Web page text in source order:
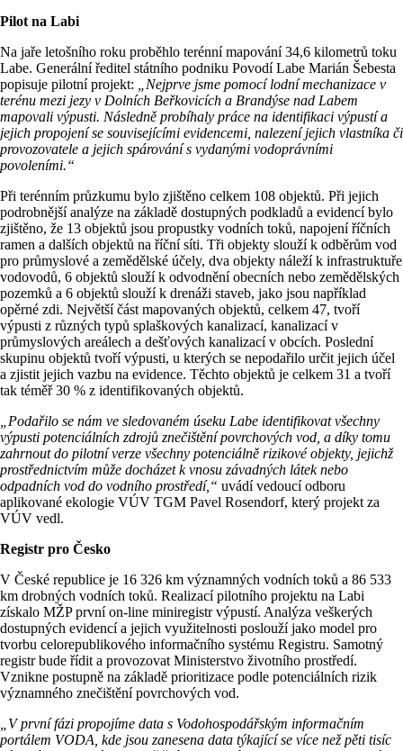
Pilot na Labi
Na jaře letošního roku proběhlo terénní mapování 34,6 kilometrů toku
Labe. Generální ředitel státního podniku Povodí Labe Marián Šebesta
popisuje pilotní projekt:
„Nejprve jsme pomocí lodní mechanizace v
terénu mezi jezy v Dolních Beřkovicích a Brandýse nad Labem
mapovali výpusti. Následně probíhaly práce na identifikaci výpustí a
jejich propojení se souvisejícími evidencemi, nalezení jejich vlastníka či
provozovatele a jejich spárování s vydanými vodoprávními
povoleními.“
Při terénním průzkumu bylo zjištěno celkem 108 objektů. Při jejich
podrobnější analýze na základě dostupných podkladů a evidencí bylo
zjištěno, že 13 objektů jsou propustky vodních toků, napojení říčních
ramen a dalších objektů na říční síti. Tři objekty slouží k odběrům vod
pro průmyslové a zemědělské účely, dva objekty náleží k infrastruktuře
vodovodů, 6 objektů slouží k odvodnění obecních nebo zemědělských
pozemků a 6 objektů slouží k drenáži staveb, jako jsou například
opěrné zdi. Největší část mapovaných objektů, celkem 47, tvoří
výpusti z různých typů splaškových kanalizací, kanalizací v
průmyslových areálech a dešťových kanalizací v obcích. Poslední
skupinu objektů tvoří výpusti, u kterých se nepodařilo určit jejich účel
a zjistit jejich vazbu na evidence. Těchto objektů je celkem 31 a tvoří
tak téměř 30 % z identifikovaných objektů.
„Podařilo se nám ve sledovaném úseku Labe identifikovat všechny
výpusti potenciálních zdrojů znečištění povrchových vod, a díky tomu
zahrnout do pilotní verze všechny potenciálně rizikové objekty, jejichž
prostřednictvím může docházet k vnosu závadných látek nebo
odpadních vod do vodního prostředí,“ uvádí vedoucí odboru
aplikované ekologie VÚV TGM Pavel Rosendorf, který projekt za
VÚV vedl.
Registr pro Česko
V České republice je 16 326 km významných vodních toků a 86 533
km drobných vodních toků. Realizací pilotního projektu na Labi
získalo MŽP první on-line miniregistr výpustí. Analýza veškerých
dostupných evidencí a jejich využitelnosti poslouží jako model pro
tvorbu celorepublikového informačního systému Registru. Samotný
registr bude řídit a provozovat Ministerstvo životního prostředí.
Vznikne postupně na základě prioritizace podle potenciálních rizik
významného znečištění povrchových vod.
„V první fázi propojíme data s Vodohospodářským informačním
portálem VODA, kde jsou zanesena data týkající se více než pěti tisíc